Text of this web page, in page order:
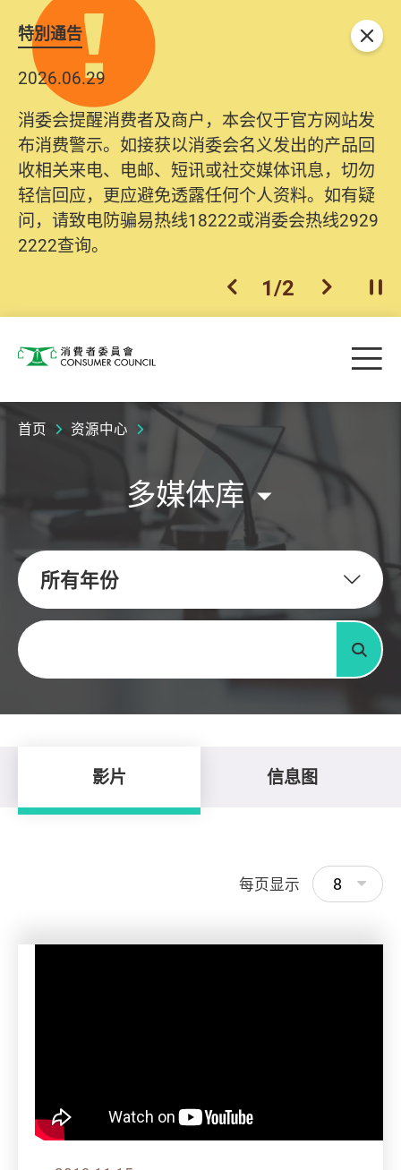
特別通告
2026.06.29
消委会提醒消费者及商户，本会仅于官方网站发
布消费警示。如接获以消委会名义发出的产品回
收相关来电、电邮、短讯或社交媒体讯息，切勿
轻信回应，更应避免透露任何个人资料。如有疑
问，请致电防骗易热线18222或消委会热线2929
2222查询。
2025.10.31
为提升使用者体验及网络安全，本会的投诉处理
系统已经进行升级及推出新功能。由2025年11月
10日起，消费者需要提供基本联络资料（包括姓
名、电邮及电话）注册帐户，才可提交投诉、查
询及建议。所有提交纪录将清晰整合于帐户中，
方便日后作出跟进。
上一个
2/2 下一个开
关闭
消费者委员会 目
首页 资源中心
多媒体库
所有年份
关键字
搜寻
影片 信息图
每页显示 8